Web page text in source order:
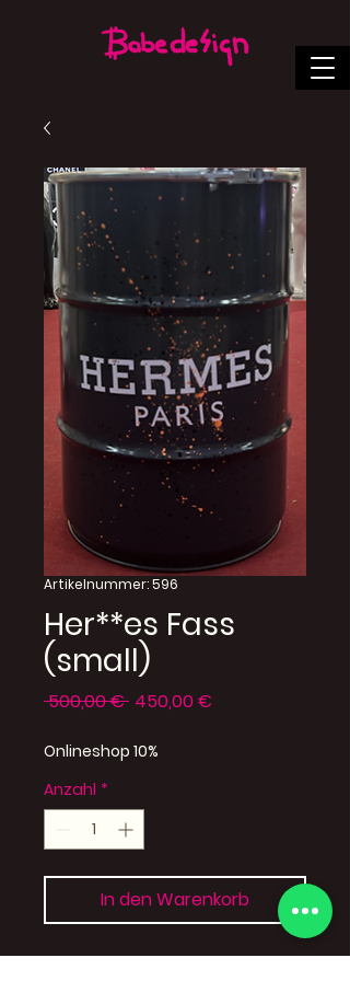
Artikelnummer: 596
Her**es Fass
(small)
500,00 € Standardpreis
450,00 €
Onlineshop 10%
Anzahl *
In den Warenkorb
Oberfäche: Metall